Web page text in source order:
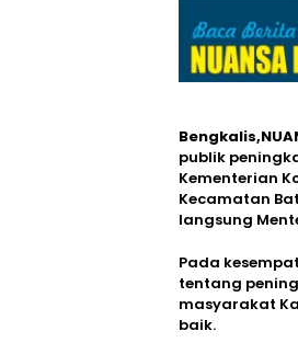
publik
Kementerian
Kecamatan
langsung
Pada
tentang
masyarakat
baik.